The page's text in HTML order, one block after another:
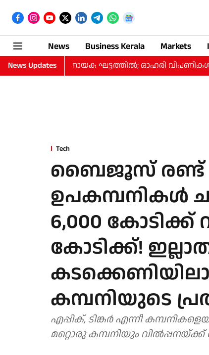
News Business Kerala Markets
News Updates
ചർച്ച നിർണായക ഘട്ടത്തിൽ; ഓഹരി വിപണികൾ
Tech
ബൈജൂസ് രണ്ട്
ഉപകമ്പനികള്‍
6,000 കോടിക്ക്
കോടിക്ക്!
കമ്പനിയുടെ
എപ്പിക്, ടിങ്കര്‍ എന്നീ
മറ്റൊരു കമ്പനിയും വില്‍പ്പനയ്ക്ക്